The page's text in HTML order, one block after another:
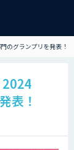
のグランプリを発表！
表！